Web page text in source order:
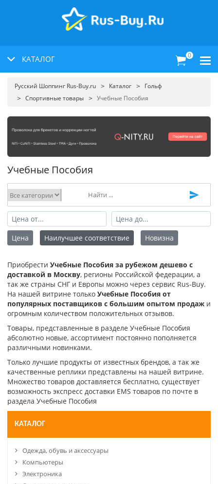
КАТАЛОГ 0
Русский Шоппинг Rus-Buy.ru Каталог
Гольф
Спортивные товары
Учебные Пособия
Учебные Пособия
КАТАЛОГ
Одежда, обувь и аксессуары
Компьютеры
Электроника
Цена Наилучшее соответствие Новизна
Приобрести Учебные Пособия за рубежом дешево с
доставкой в Москву, регионы Российской федерации, а
так же страны СНГ и Европы можно через сервис Rus-Buy.
На нашей витрине только Учебные Пособия от
популярных поставщиков с большим опытом продаж и
огромным количеством положительных отзывов.
Товары, представленные в разделе Учебные Пособия
абсолютно новые, ассортимент постоянно пополняется
различными новинками.
Только лучшие продукты от известных брендов, а так же
качественные реплики представлены на нашей витрине.
Множество товаров доставляется бесплатно, существует
возможность экспресс доставки EMS товаров по почте в
раздела Учебные Пособия